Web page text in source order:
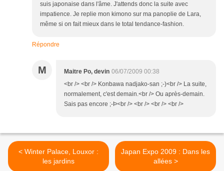
suis japonaise dans l'âme. J'attends donc la suite avec
impatience. Je replie mon kimono sur ma panoplie de Lara,
même si on fait mieux dans le total tendance-fashion.
Répondre
M Maitre Po, devin 06/07/2009 00:38
<br /> <br /> Konbawa nadjako-san ;-)<br /> La suite,
normalement, c'est demain.<br /> Ou après-demain.
Sais pas encore ;-Þ<br /> <br /> <br /> <br />
< Winter Palace, Louxor :
les jardins
Japan Expo 2009 : Dans les
allées >